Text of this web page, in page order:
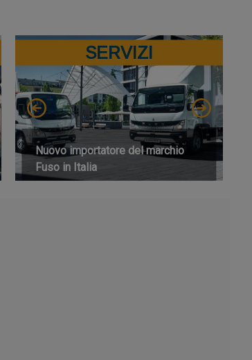
SERVIZI
Nuovo importatore del marchio
Fuso in Italia